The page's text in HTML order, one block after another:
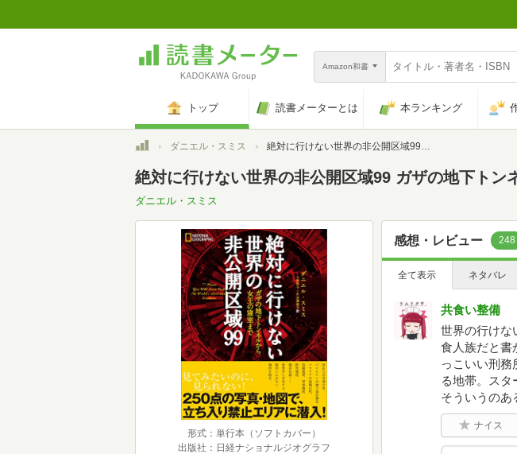
Amazon和書
トップ 読書メーターとは 本ランキング
トップダニエル・スミス 絶対に行けない世界の非公開区域99 ガザの地下トンネルから女王の寝室まで
絶対に行けない世界の非公開区域99 ガザの地下トン
ダニエル・スミス
形式：単行本（ソフトカバー）
出版社：日経ナショナルジオグラフ
感想・レビュー 248
全て表示 ネタバレ
共食い整備
世界の行けな
食人族だと書
っこいい刑
る地帯。ス
そういうのあ
ナイス